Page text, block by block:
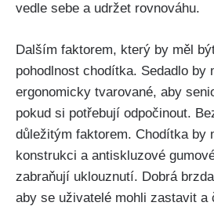
vedle sebe a udržet rovnováhu.
Dalším faktorem, který by měl
pohodlnost chodítka. Sedadlo by
ergonomicky tvarované, aby
pokud si potřebují odpočinout.
důležitým faktorem. Chodítka by
konstrukci a antiskluzové
zabraňují uklouznutí. Dobrá
aby se uživatelé mohli zastavit a